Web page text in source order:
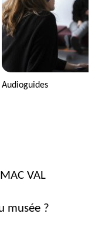
Audioguides
VAL
musée ?